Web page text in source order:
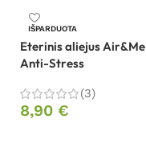
IŠPARDUOTA
Eterinis aliejus Air&Me
Anti-Stress
(3)
8,90 €